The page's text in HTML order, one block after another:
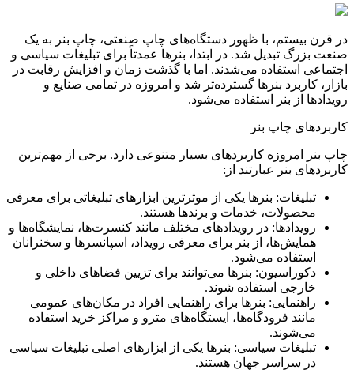
در قرن بیستم، با ظهور دستگاه‌های چاپ صنعتی، چاپ بنر به یک
صنعت بزرگ تبدیل شد. در ابتدا، بنرها عمدتاً برای تبلیغات سیاسی و
اجتماعی استفاده می‌شدند. اما با گذشت زمان و افزایش رقابت در
بازار، کاربرد بنرها گسترده‌تر شد و امروزه در تمامی صنایع و
رویدادها از بنر استفاده می‌شود.
کاربردهای چاپ بنر
چاپ بنر امروزه کاربردهای بسیار متنوعی دارد. برخی از مهم‌ترین
کاربردهای بنر عبارتند از :
تبلیغات: بنرها یکی از موثرترین ابزارهای تبلیغاتی برای معرفی
محصولات، خدمات و برندها هستند.
رویدادها: در رویدادهای مختلف مانند کنسرت‌ها، نمایشگاه‌ها و
همایش‌ها، از بنر برای معرفی رویداد، اسپانسرها و سخنرانان
استفاده می‌شود.
دکوراسیون: بنرها می‌توانند برای تزیین فضاهای داخلی و
خارجی استفاده شوند.
راهنمایی: بنرها برای راهنمایی افراد در مکان‌های عمومی
مانند فرودگاه‌ها، ایستگاه‌های مترو و مراکز خرید استفاده
می‌شوند.
تبلیغات سیاسی: بنرها یکی از ابزارهای اصلی تبلیغات سیاسی
در سراسر جهان هستند.